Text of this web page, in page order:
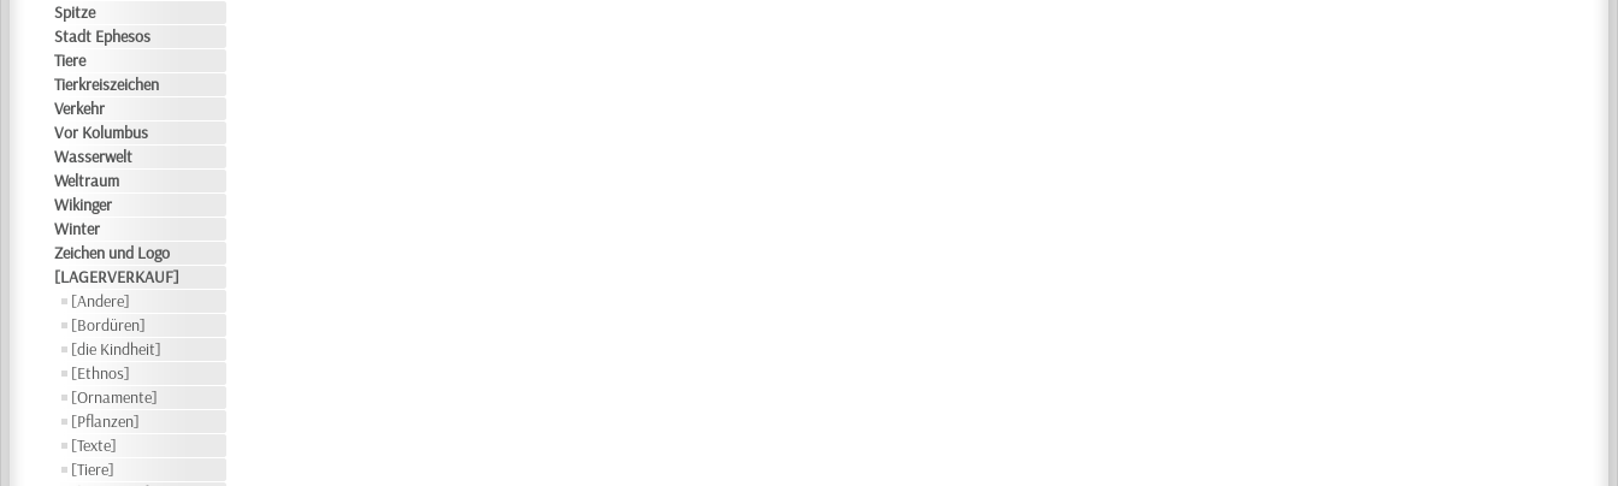
Spitze
Stadt Ephesos
Tiere
Tierkreiszeichen
Verkehr
Vor Kolumbus
Wasserwelt
Weltraum
Wikinger
Winter
Zeichen und Logo
[LAGERVERKAUF]
[Andere]
[Bordüren]
[die Kindheit]
[Ethnos]
[Ornamente]
[Pflanzen]
[Texte]
[Tiere]